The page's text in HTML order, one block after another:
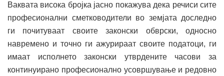
Ваквата висока бројка јасно покажува дека речиси сите
професионални сметководители во земјата доследно
ги почитуваат своите законски обврски, односно
навремено и точно ги ажурираат своите податоци, ги
имаат исполнето законски утврдените часови за
континуирано професионално усовршување и редовно